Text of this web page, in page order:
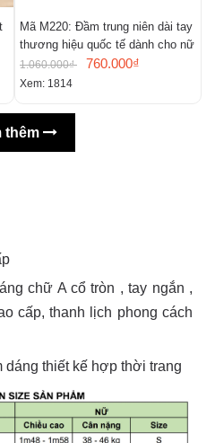
Mã M220: Đầm trung niên dài tay
thương hiệu quốc tế dành cho nữ
1.060.000₫ 760.000₫
Xem: 1814
thêm
chữ A cổ tròn , tay ngắn ,
cấp, thanh lịch phong cách
thiết kế hợp thời trang